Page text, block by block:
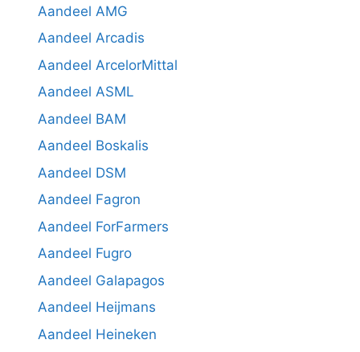
Aandeel AMG
Aandeel Arcadis
Aandeel ArcelorMittal
Aandeel ASML
Aandeel BAM
Aandeel Boskalis
Aandeel DSM
Aandeel Fagron
Aandeel ForFarmers
Aandeel Fugro
Aandeel Galapagos
Aandeel Heijmans
Aandeel Heineken